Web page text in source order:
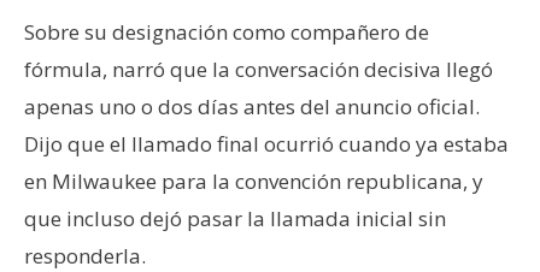
Sobre su designación como compañero de
fórmula, narró que la conversación decisiva llegó
apenas uno o dos días antes del anuncio oficial.
Dijo que el llamado final ocurrió cuando ya estaba
en Milwaukee para la convención republicana, y
que incluso dejó pasar la llamada inicial sin
responderla.